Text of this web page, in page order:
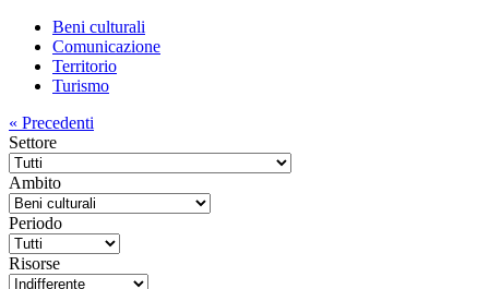
Beni culturali
Comunicazione
Territorio
Turismo
« Precedenti
Settore
Ambito
Periodo
Risorse